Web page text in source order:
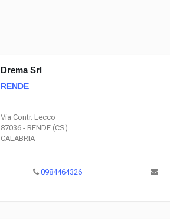
Drema Srl
RENDE
Via Contr. Lecco
87036 - RENDE (CS)
CALABRIA
0984464326